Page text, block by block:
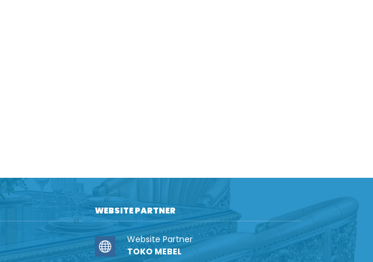
WEBSITE PARTNER
Website Partner
TOKO MEBEL